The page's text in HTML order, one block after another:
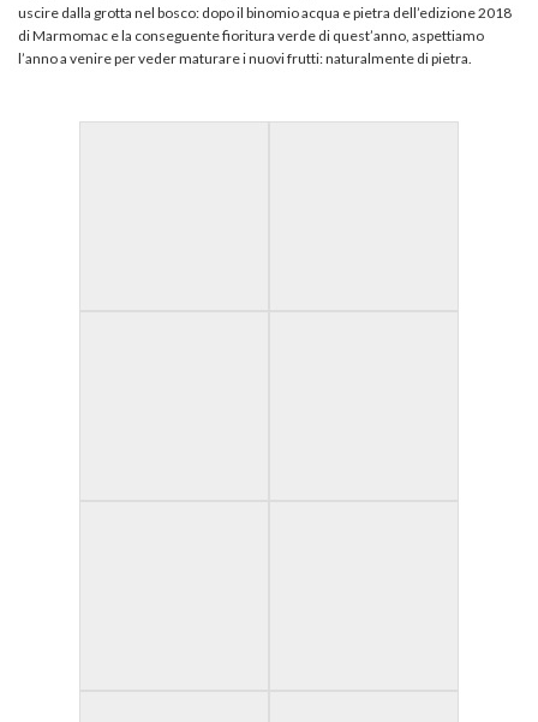
uscire dalla grotta nel bosco: dopo il binomio acqua e pietra dell’edizione 2018
di Marmomac e la conseguente fioritura verde di quest’anno, aspettiamo
l’anno a venire per veder maturare i nuovi frutti: naturalmente di pietra.